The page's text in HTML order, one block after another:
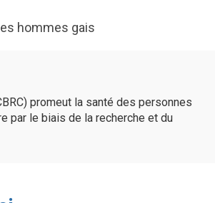
hommes gais
promeut la santé des personnes
par le biais de la recherche et du